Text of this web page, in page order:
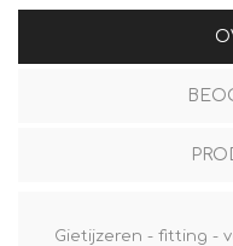
Gietijzeren - fitting -